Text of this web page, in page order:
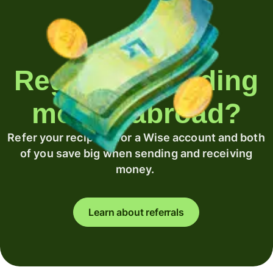
Regularly sending
money abroad?
Refer your recipient for a Wise account and both
of you save big when sending and receiving
money.
Learn about referrals